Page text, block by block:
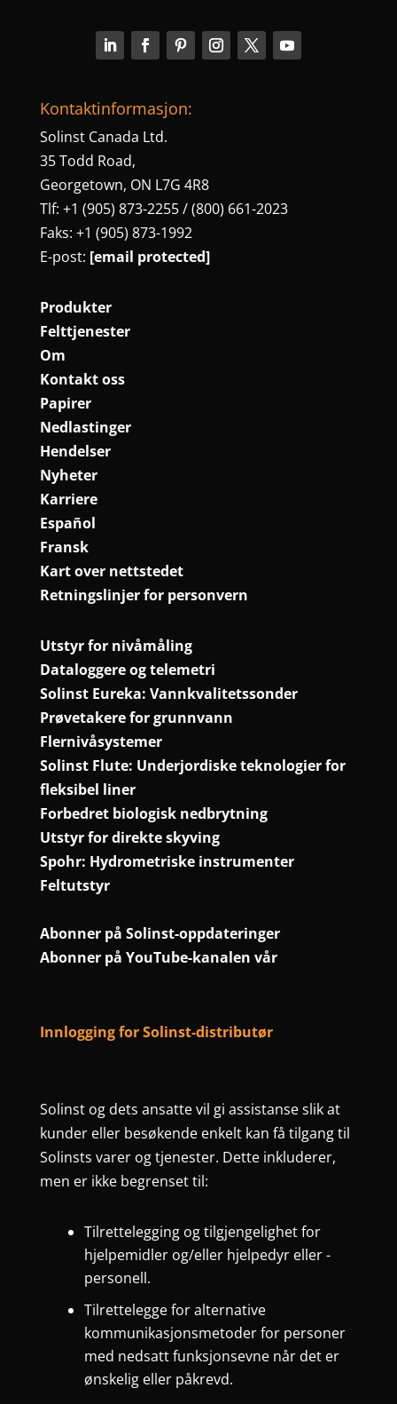
Kontaktinformasjon:
Solinst Canada Ltd.
35 Todd Road,
Georgetown, ON L7G 4R8
Tlf: +1 (905) 873-2255 / (800) 661-2023
Faks: +1 (905) 873-1992
E-post: [email protected]
Produkter
Felttjenester
Om
Kontakt oss
Papirer
Nedlastinger
Hendelser
Nyheter
Karriere
Español
Fransk
Kart over nettstedet
Retningslinjer for personvern
Utstyr for nivåmåling
Dataloggere og telemetri
Solinst Eureka: Vannkvalitetssonder
Prøvetakere for grunnvann
Flernivåsystemer
Solinst Flute: Underjordiske teknologier for
fleksibel liner
Forbedret biologisk nedbrytning
Utstyr for direkte skyving
Spohr: Hydrometriske instrumenter
Feltutstyr
Abonner på Solinst-oppdateringer
Abonner på YouTube-kanalen vår
Innlogging for Solinst-distributør
Solinst og dets ansatte vil gi assistanse slik at
kunder eller besøkende enkelt kan få tilgang til
Solinsts varer og tjenester. Dette inkluderer,
men er ikke begrenset til:
Tilrettelegging og tilgjengelighet for
hjelpemidler og/eller hjelpedyr eller -
personell.
Tilrettelegge for alternative
kommunikasjonsmetoder for personer
med nedsatt funksjonsevne når det er
ønskelig eller påkrevd.